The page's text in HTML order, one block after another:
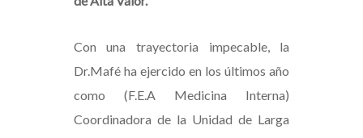
Con una trayectoria impecable, la
Dr.Mafé ha ejercido en los últimos año
como (F.E.A Medicina Interna)
Coordinadora de la Unidad de Larga